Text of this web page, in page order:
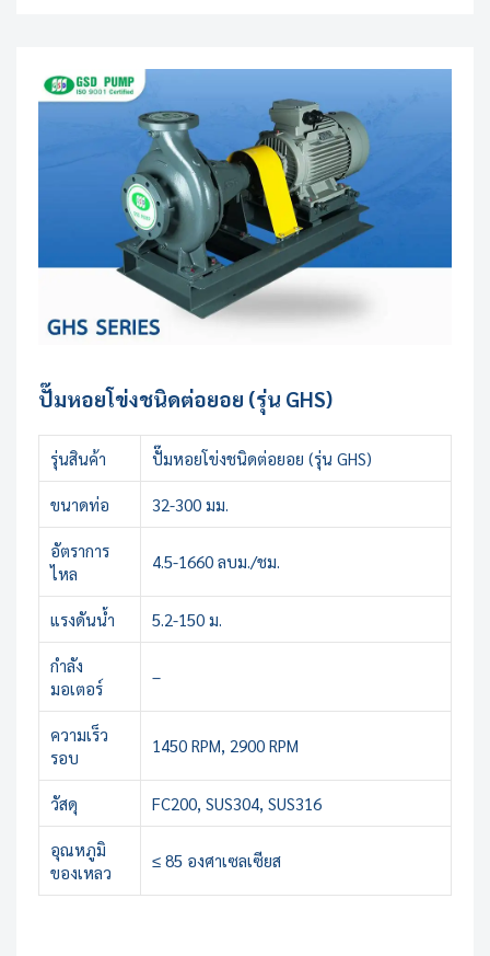
ปั๊มหอยโข่งชนิดต่อยอย (รุ่น GHS)
รุ่นสินค้า ปั๊มหอยโข่งชนิดต่อยอย (รุ่น GHS)
ขนาดท่อ 32-300 มม.
อัตราการ
ไหล
4.5-1660 ลบม./ชม.
แรงดันน้ำ 5.2-150 ม.
กำลัง
มอเตอร์
–
ความเร็ว
รอบ
1450 RPM, 2900 RPM
วัสดุ FC200, SUS304, SUS316
อุณหภูมิ
ของเหลว
≤ 85 องศาเซลเซียส